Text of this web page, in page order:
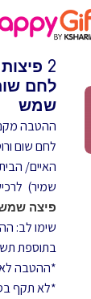
2
לחם
שמש
לחם שום
האיים/
שמיר)
פיצה
שימו לב:
בתוספת תשלום של
*ההטבה
*לא תקף